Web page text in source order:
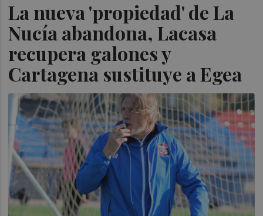
La nueva 'propiedad' de La
Nucía abandona, Lacasa
recupera galones y
Cartagena sustituye a Egea